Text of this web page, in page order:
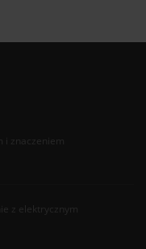
i znaczeniem
z elektrycznym